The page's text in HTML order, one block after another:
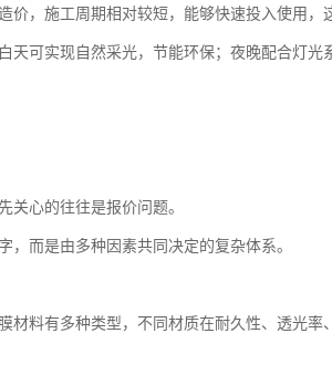
价，施工周期相对较短，能够快速投入使用，
天可实现自然采光，节能环保；夜晚配合灯
关心的往往是报价问题。
，而是由多种因素共同决定的复杂体系。
材料有多种类型，不同材质在耐久性、透光